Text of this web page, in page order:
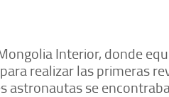
Interior, donde
realizar las primeras
se